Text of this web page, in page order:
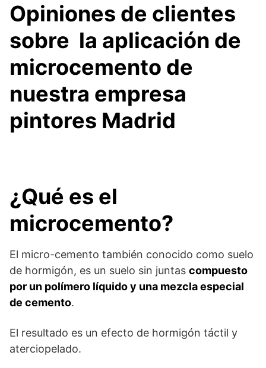
Opiniones de clientes
sobre la aplicación de
microcemento de
nuestra empresa
pintores Madrid
¿Qué es el
microcemento?
El micro-cemento también conocido como suelo
de hormigón, es un suelo sin juntas compuesto
por un polímero líquido y una mezcla especial
de cemento.
El resultado es un efecto de hormigón táctil y
aterciopelado.